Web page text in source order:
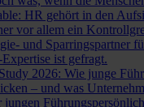
HR gehört in den
vor allem ein
und Sparringspartner
ist gefragt.
2026: Wie junge
– und was
jungen